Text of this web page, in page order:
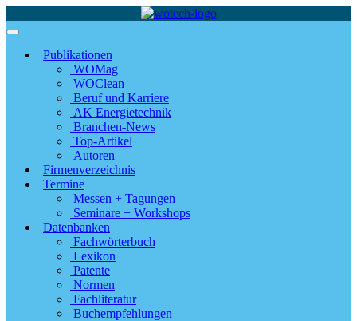
Publikationen
WOMag
WOClean
Beruf und Karriere
AK Energietechnik
Branchen-News
Top-Artikel
Autoren
Firmenverzeichnis
Termine
Messen + Tagungen
Seminare + Workshops
Datenbanken
Fachwörterbuch
Lexikon
Patente
Normen
Fachliteratur
Buchempfehlungen